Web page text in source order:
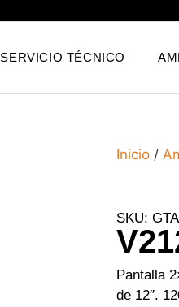
SERVICIO TÉCNICO
Inicio /
SKU:
Pantalla
de 12″.